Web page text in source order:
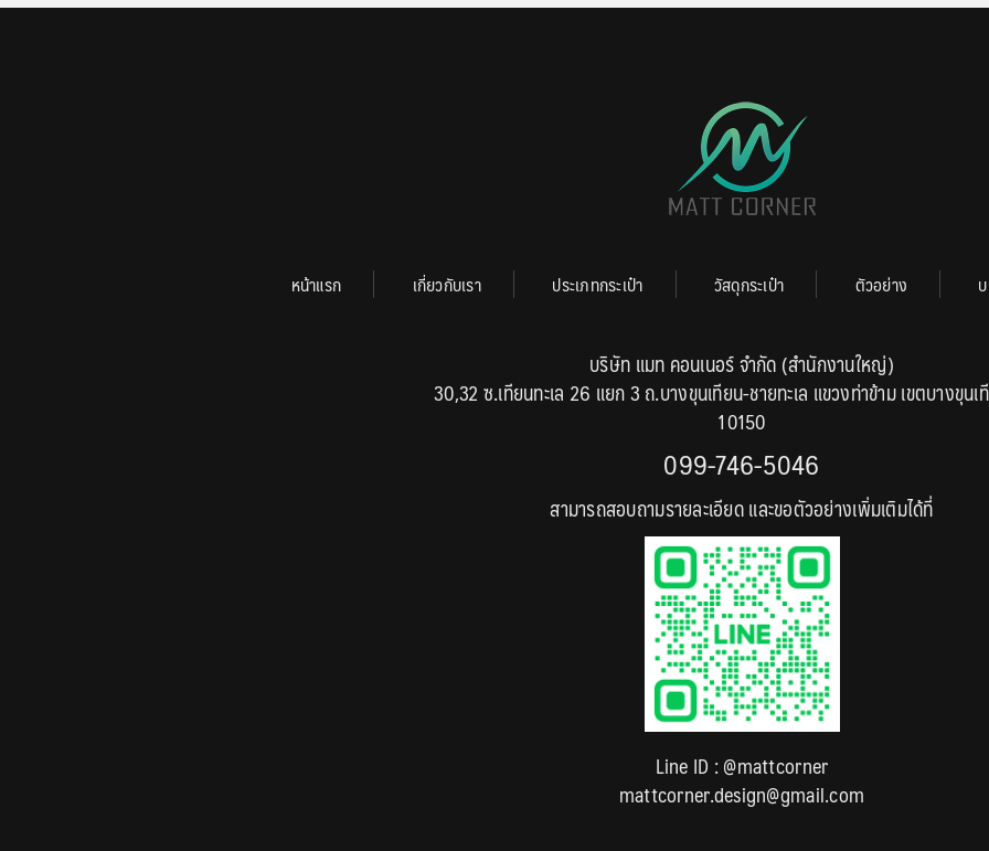
หน้าแรก เกี่ยวกับเรา ประเภทกระเป๋า วัสดุกระเป๋า ตัวอย่าง
บริษัท แมท คอนเนอร์ จำกัด (สำนักงานใหญ่)
30,32 ซ.เทียนทะเล 26 แยก 3 ถ.บางขุนเทียน-ชายทะเล แขวงท่าข้าม เขตบางขุน
10150
099-746-5046
สามารถสอบถามรายละเอียด และขอตัวอย่างเพิ่มเติมได้ที่
Line ID :@mattcorner
mattcorner.design@gmail.com